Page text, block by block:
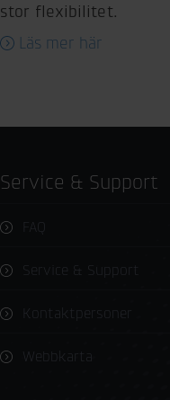
stor flexibilitet.
Läs mer här
Service &
FAQ
Service & Support
Kontaktpersoner
Webbkarta